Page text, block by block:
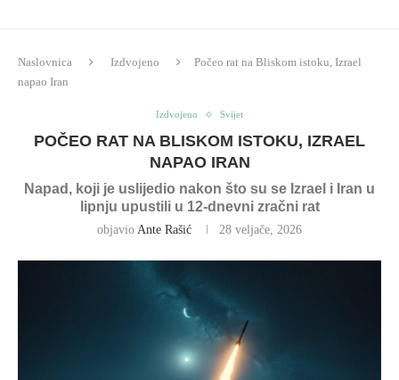
Naslovnica Izdvojeno
Počeo rat na Bliskom istoku, Izrael
napao Iran
Izdvojeno Svijet
POČEO RAT NA BLISKOM ISTOKU, IZRAEL
NAPAO IRAN
Napad, koji je uslijedio nakon što su se Izrael i Iran u
lipnju upustili u 12-dnevni zračni rat
objavio Ante Rašić 28 veljače, 2026